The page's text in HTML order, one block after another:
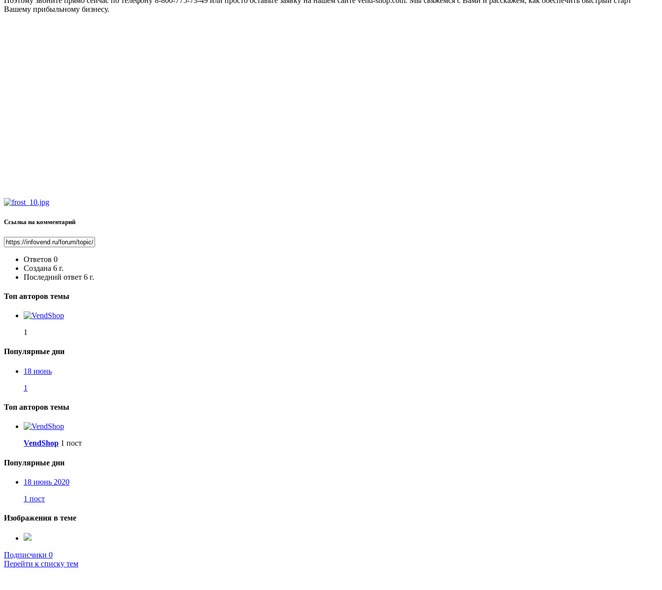
Вашему прибыльному бизнесу.
Ссылка на комментарий
Ответов 0
Создана 6 г.
Последний ответ 6 г.
Топ авторов темы
1
Популярные дни
18 июнь
1
Топ авторов темы
VendShop 1 пост
Популярные дни
18 июнь 2020
1 пост
Изображения в теме
Подписчики 0
Перейти к списку тем